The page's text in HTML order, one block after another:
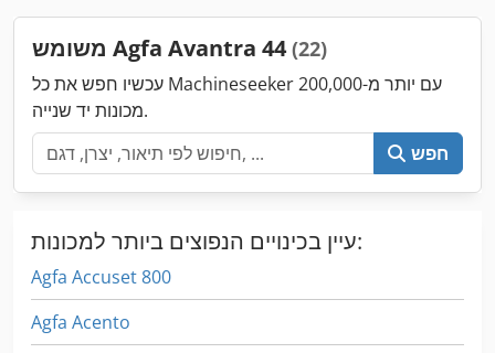
משומש Agfa Avantra 44 (22)
עכשיו חפש את כל Machineseeker עם יותר מ-200,000
מכונות יד שנייה.
חפש
עיין בכינויים הנפוצים ביותר למכונות:
Agfa Accuset 800
Agfa Acento